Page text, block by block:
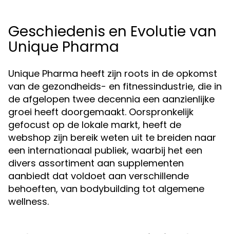
Geschiedenis en Evolutie van
Unique Pharma
Unique Pharma heeft zijn roots in de opkomst
van de gezondheids- en fitnessindustrie, die in
de afgelopen twee decennia een aanzienlijke
groei heeft doorgemaakt. Oorspronkelijk
gefocust op de lokale markt, heeft de
webshop zijn bereik weten uit te breiden naar
een internationaal publiek, waarbij het een
divers assortiment aan supplementen
aanbiedt dat voldoet aan verschillende
behoeften, van bodybuilding tot algemene
wellness.